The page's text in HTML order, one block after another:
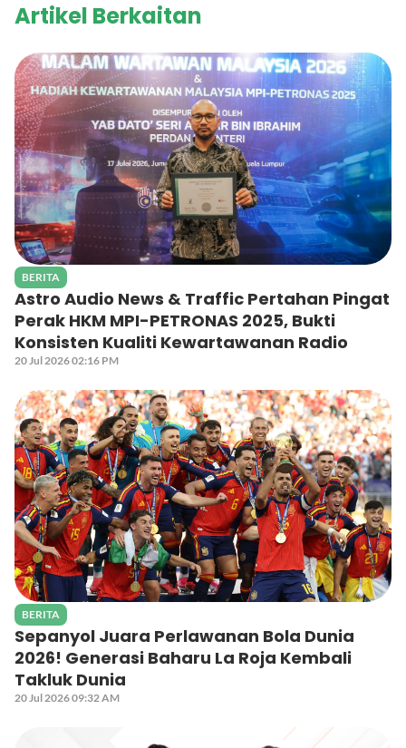
Artikel Berkaitan
BERITA
Astro Audio News & Traffic Pertahan Pingat
Perak HKM MPI-PETRONAS 2025, Bukti
Konsisten Kualiti Kewartawanan Radio
20 Jul 2026 02:16 PM
BERITA
Sepanyol Juara Perlawanan Bola Dunia
2026! Generasi Baharu La Roja Kembali
Takluk Dunia
20 Jul 2026 09:32 AM